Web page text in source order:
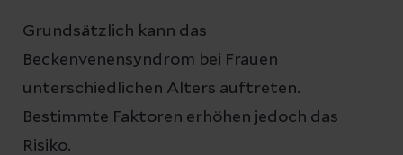
Grundsätzlich kann das
Beckenvenensyndrom bei Frauen
unterschiedlichen Alters auftreten.
Bestimmte Faktoren erhöhen jedoch das
Risiko.